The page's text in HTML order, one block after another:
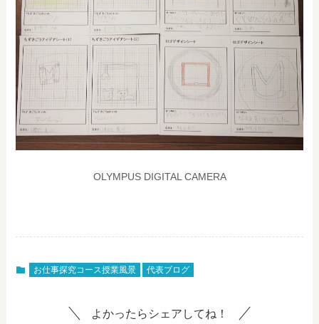
OLYMPUS DIGITAL CAMERA
お仕事探究コース授業風景 代表ブログ
よかったらシェアしてね！